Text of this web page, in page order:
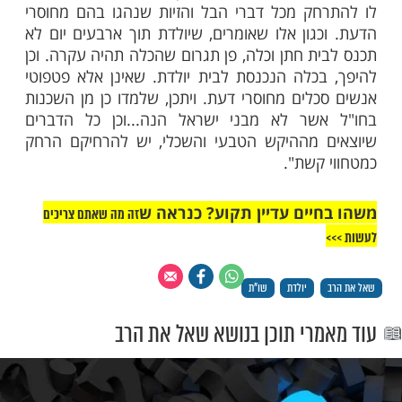
עוד תוכן חדש ומפתיע! התחברו לכל
שלנו בתהיליםבלחיצה כאן >>>​
הללו אין מקור ביהדות והם אמונות תפלות
הגויים והערבים מחוץ לארץ ישראל. כבר כתב
עובדיה יוסף בשו"ת יביע אומר (ח"י עמ שמו,
מכל דברי הבל והזיות שנהגו בהם מחוסרי
אלו שאומרים, שיולדת תוך ארבעים יום לא
חתן וכלה, פן תגרום שהכלה תהיה עקרה. וכן
הנכנסת לבית יולדת. שאינן אלא פטפוטי
מחוסרי דעת. ויתכן, שלמדו כן מן השכנות
לא מבני ישראל הנה...וכן כל הדברים
מההיקש הטבעי והשכלי, יש להרחיקם הרחק